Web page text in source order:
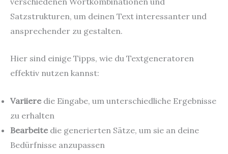
Satzstrukturen, um deinen Text interessanter und
ansprechender zu gestalten.
Hier sind einige Tipps, wie du Textgeneratoren
effektiv nutzen kannst:
Variieredie Eingabe, um unterschiedliche Ergebnisse
zu erhalten
Bearbeitedie generierten Sätze, um sie an deine
Bedürfnisse anzupassen